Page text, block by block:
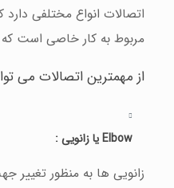
اتصالات انواع مختلفی
مربوط به کار خاصی است
از مهمترین اتصالات می
Elbowیا زانویی :
زانویی ها به منظور تغيير